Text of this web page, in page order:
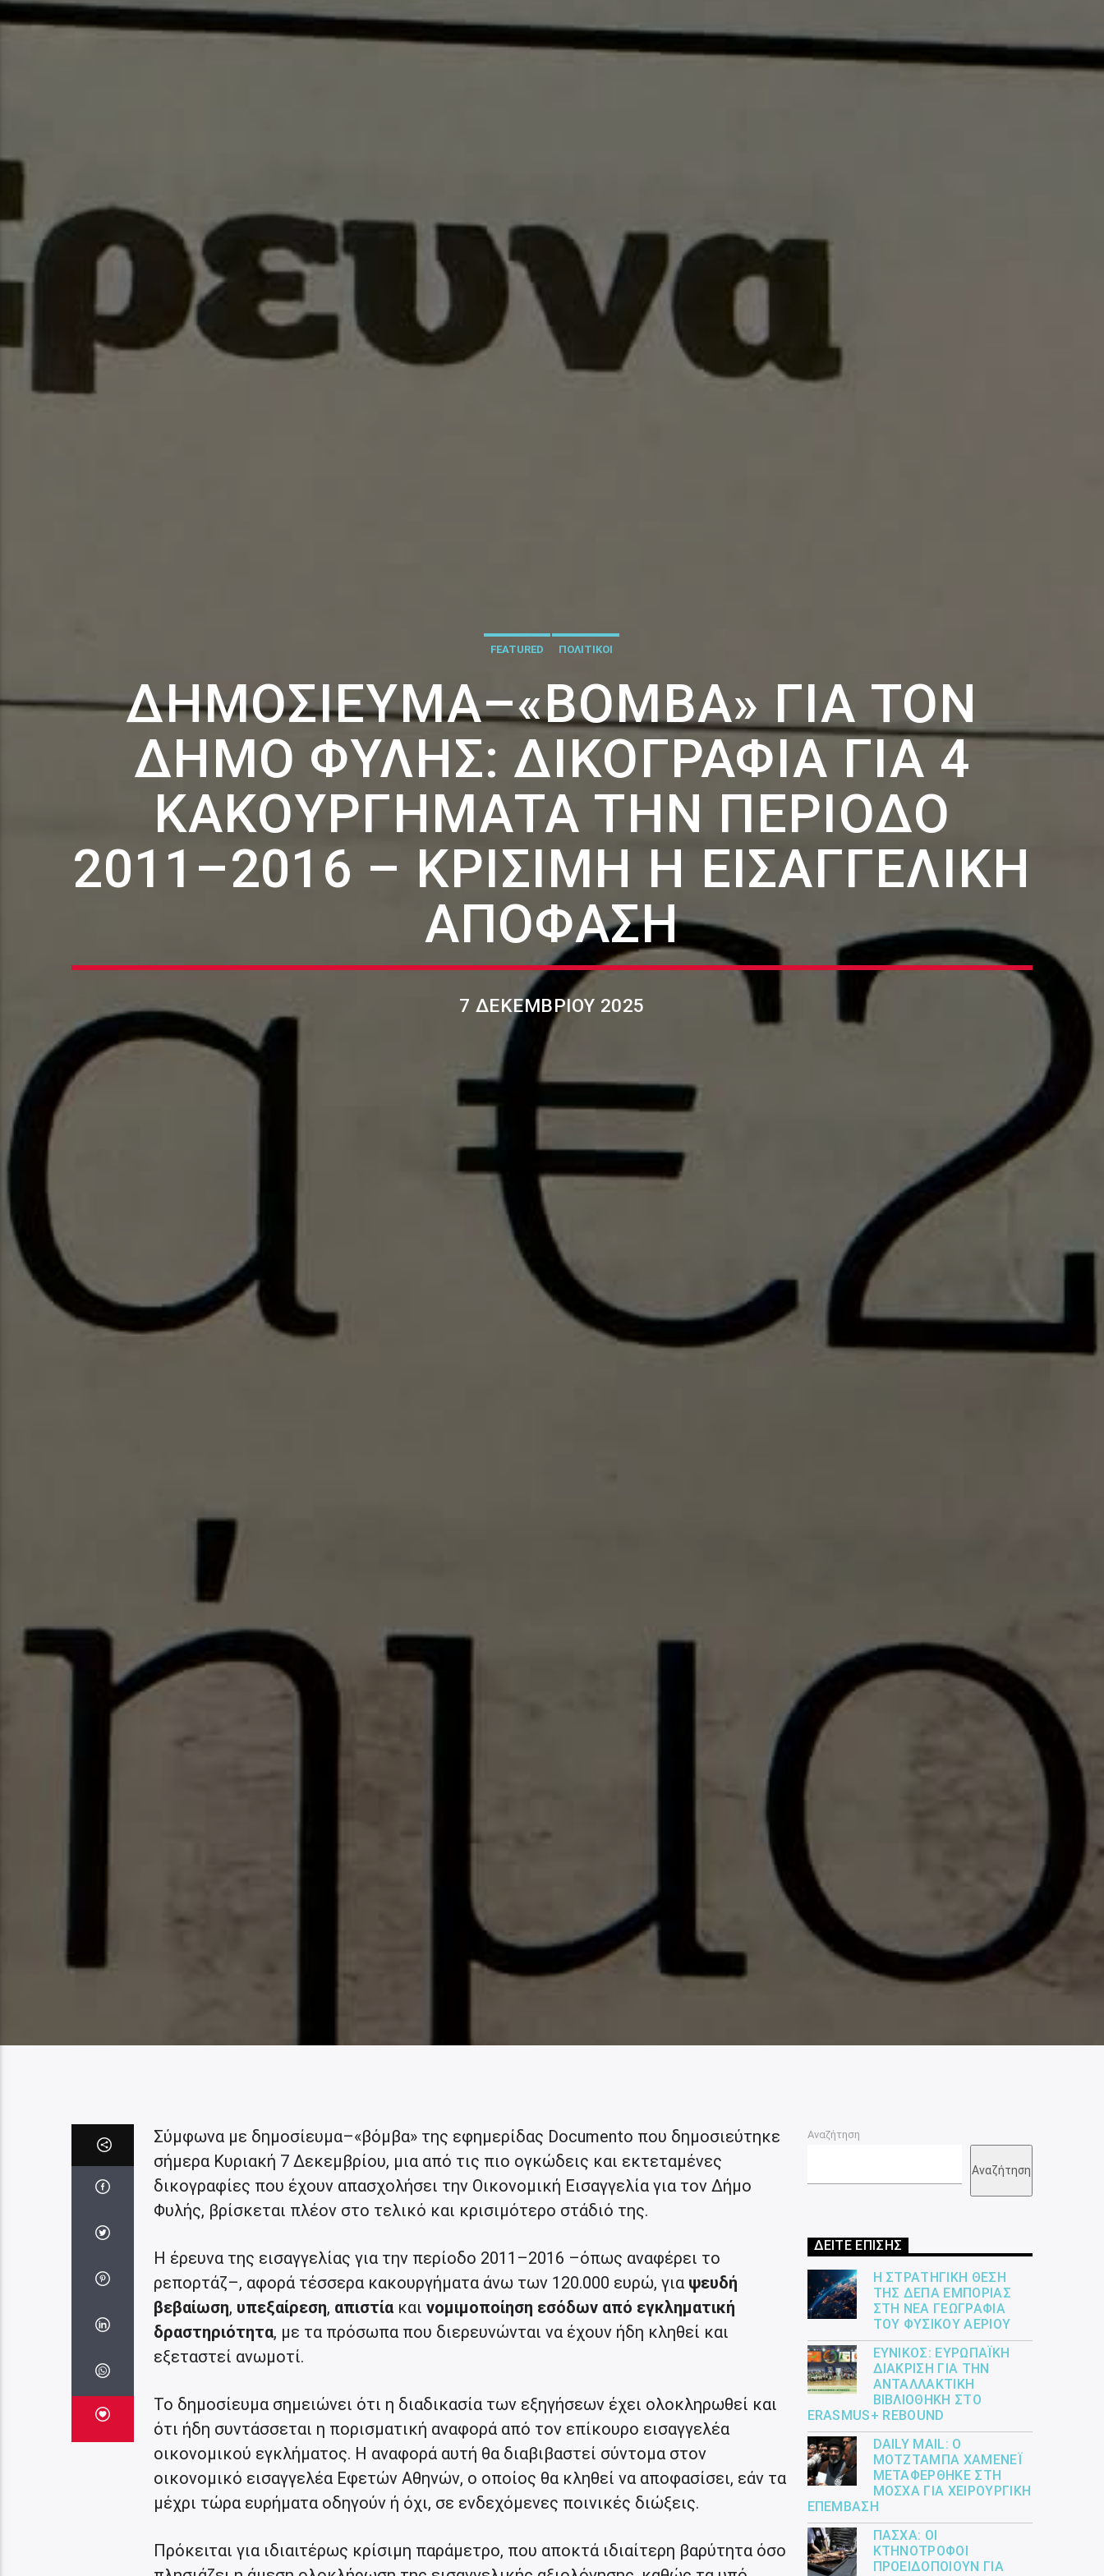
FEATURED ΠΟΛΙΤΙΚΟΙ
ΔΗΜΟΣΊΕΥΜΑ–«ΒΌΜΒΑ» ΓΙΑ ΤΟΝ
ΔΉΜΟ ΦΥΛΉΣ: ΔΙΚΟΓΡΑΦΊΑ ΓΙΑ 4
ΚΑΚΟΥΡΓΉΜΑΤΑ ΤΗΝ ΠΕΡΊΟΔΟ
2011–2016 – ΚΡΊΣΙΜΗ Η ΕΙΣΑΓΓΕΛΙΚΉ
ΑΠΌΦΑΣΗ
7 ΔΕΚΕΜΒΡΊΟΥ 2025
Σύμφωνα με δημοσίευμα–«βόμβα» της εφημερίδας Documento που δημοσιεύτηκε
σήμερα Κυριακή 7 Δεκεμβρίου, μια από τις πιο ογκώδεις και εκτεταμένες
δικογραφίες που έχουν απασχολήσει την Οικονομική Εισαγγελία για τον Δήμο
Φυλής, βρίσκεται πλέον στο τελικό και κρισιμότερο στάδιό της.
Η έρευνα της εισαγγελίας για την περίοδο 2011–2016 –όπως αναφέρει το
ρεπορτάζ–, αφορά τέσσερα κακουργήματα άνω των 120.000 ευρώ, για ψευδή
βεβαίωση, υπεξαίρεση, απιστίακαι νομιμοποίηση εσόδων από εγκληματική
δραστηριότητα, με τα πρόσωπα που διερευνώνται να έχουν ήδη κληθεί και
εξεταστεί ανωμοτί.
Το δημοσίευμα σημειώνει ότι η διαδικασία των εξηγήσεων έχει ολοκληρωθεί και
ότι ήδη συντάσσεται η πορισματική αναφορά από τον επίκουρο εισαγγελέα
οικονομικού εγκλήματος. Η αναφορά αυτή θα διαβιβαστεί σύντομα στον
οικονομικό εισαγγελέα Εφετών Αθηνών, ο οποίος θα κληθεί να αποφασίσει, εάν τα
μέχρι τώρα ευρήματα οδηγούν ή όχι, σε ενδεχόμενες ποινικές διώξεις.
Πρόκειται για ιδιαιτέρως κρίσιμη παράμετρο, που αποκτά ιδιαίτερη βαρύτητα όσο
Αναζήτηση
Αναζήτηση
ΔΕΙΤΕ ΕΠΙΣΗΣ
Η ΣΤΡΑΤΗΓΙΚΉ ΘΈΣΗ
ΤΗΣ ΔΕΠΑ ΕΜΠΟΡΊΑΣ
ΣΤΗ ΝΈΑ ΓΕΩΓΡΑΦΊΑ
ΤΟΥ ΦΥΣΙΚΟΎ ΑΕΡΊΟΥ
ΕΎΝΙΚΟΣ: ΕΥΡΩΠΑΪΚΉ
ΔΙΆΚΡΙΣΗ ΓΙΑ ΤΗΝ
ΑΝΤΑΛΛΑΚΤΙΚΉ
ΒΙΒΛΙΟΘΉΚΗ ΣΤΟ
ERASMUS+ REBOUND
DAILY MAIL: Ο
ΜΟΤΖΤΆΜΠΑ ΧΑΜΕΝΕΪ́
ΜΕΤΑΦΈΡΘΗΚΕ ΣΤΗ
ΜΌΣΧΑ ΓΙΑ ΧΕΙΡΟΥΡΓΙΚΉ
ΕΠΈΜΒΑΣΗ
ΠΆΣΧΑ: ΟΙ
ΚΤΗΝΟΤΡΌΦΟΙ
ΠΡΟΕΙΔΟΠΟΙΟΎΝ ΓΙΑ